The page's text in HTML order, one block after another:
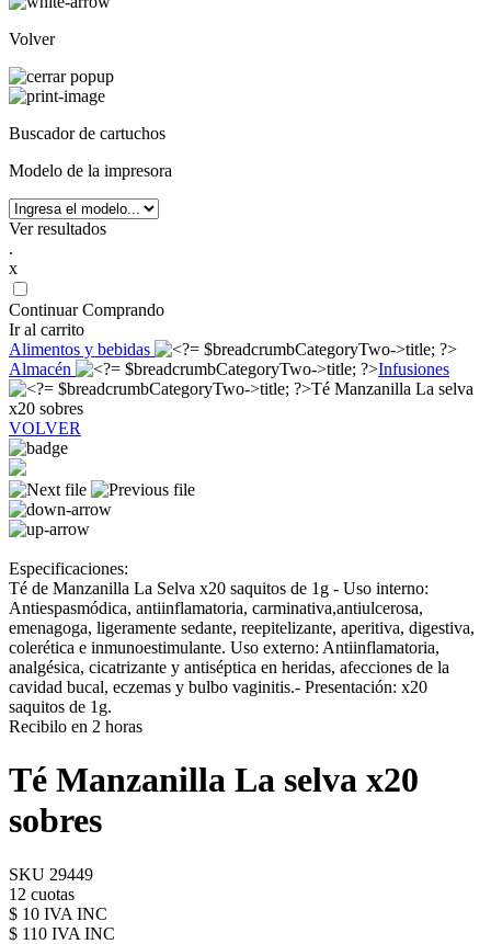
Volver
Buscador de cartuchos
Modelo de la impresora
Ver resultados
.
x
Continuar Comprando
Ir al carrito
Alimentos y bebidas
Almacén
Infusiones
Té Manzanilla La selva
x20 sobres
VOLVER
Especificaciones:
Té de Manzanilla La Selva x20 saquitos de 1g - Uso interno:
Antiespasmódica, antiinflamatoria, carminativa,antiulcerosa,
emenagoga, ligeramente sedante, reepitelizante, aperitiva, digestiva,
colerética e inmunoestimulante. Uso externo: Antiinflamatoria,
analgésica, cicatrizante y antiséptica en heridas, afecciones de la
cavidad bucal, eczemas y bulbo vaginitis.- Presentación: x20
saquitos de 1g.
Recibilo en 2 horas
Té Manzanilla La selva x20
sobres
SKU 29449
12 cuotas
$ 10 IVA INC
$ 110 IVA INC